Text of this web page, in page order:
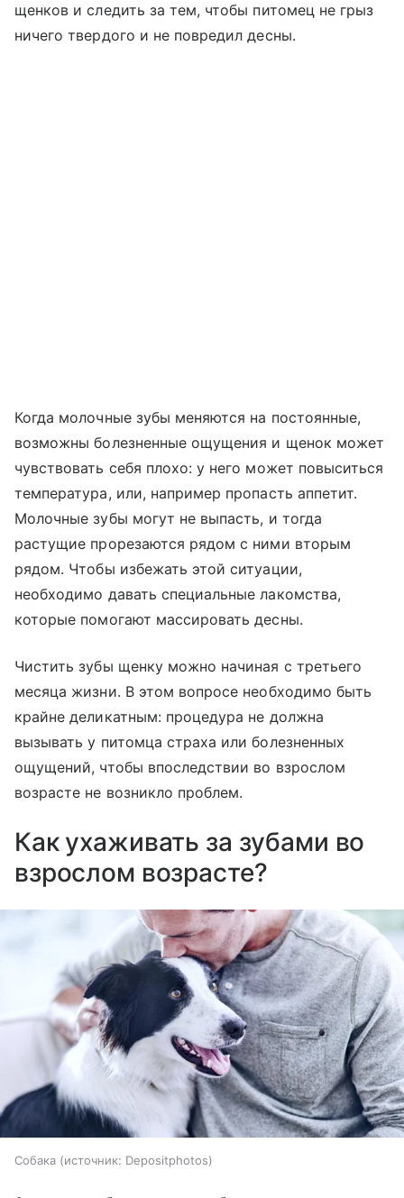
щенков и следить за тем, чтобы питомец не грыз
ничего твердого и не повредил десны.
Когда молочные зубы меняются на постоянные,
возможны болезненные ощущения и щенок может
чувствовать себя плохо: у него может повыситься
температура, или, например пропасть аппетит.
Молочные зубы могут не выпасть, и тогда
растущие прорезаются рядом с ними вторым
рядом. Чтобы избежать этой ситуации,
необходимо давать специальные лакомства,
которые помогают массировать десны.
Чистить зубы щенку можно начиная с третьего
месяца жизни. В этом вопросе необходимо быть
крайне деликатным: процедура не должна
вызывать у питомца страха или болезненных
ощущений, чтобы впоследствии во взрослом
возрасте не возникло проблем.
Как ухаживать за зубами во
взрослом возрасте?
Собака источник: Depositphotos